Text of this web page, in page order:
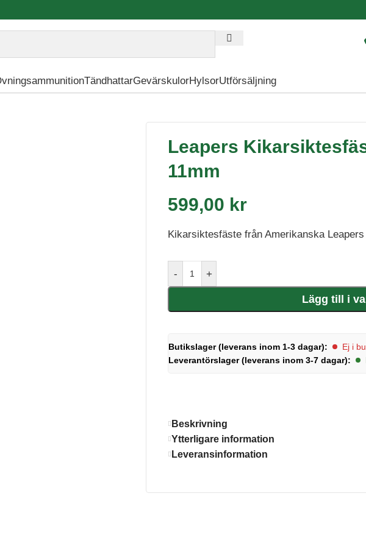
TändhattarGevärskulorHylsorUtförsäljning
30mm Hög 9-11mm
Leapers
11mm
599,00 kr
Kikarsiktesfäste från Amerikanska Leapers
- +
Lägg till i
Butikslager (leverans inom 1-3 dagar):
Ej i
Leverantörslager (leverans inom 3-7 dagar):
Beskrivning
Ytterligare information
Leveransinformation